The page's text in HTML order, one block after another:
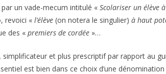
par un vade-mecum intitulé « Scolariser un élève
revoici « l’élève (on notera le singulier) à haut
des « premiers de cordée »…
et plus prescriptif par rapport au
est bien dans ce choix d’une dénomination